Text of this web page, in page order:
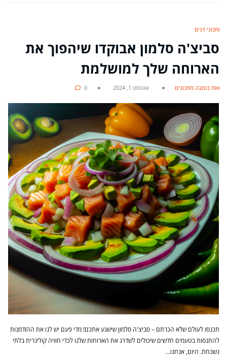
מתכוני דגים
סביצ'ה סלמון אבוקדו שיהפוך את
הארוחה שלך למושלמת
מאת בומבה מתכונים אוגוסט 1, 2024 0
תכנסו לעולם שלא הכרתם – סביצ'ה סלמון שישגע אתכם! מדי פעם יש לנו את ההזדמנות
להתנסות בטעמים חדשים שיכולים לשדרג את הארוחות שלנו לכדי חוויה קולינרית בלתי
נשכחת. היום, אנחנו…